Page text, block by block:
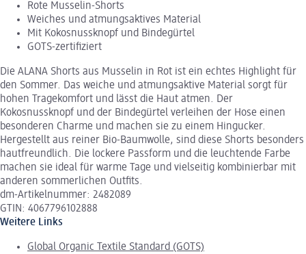
Rote Musselin-Shorts
Weiches und atmungsaktives Material
Mit Kokosnussknopf und Bindegürtel
GOTS-zertifiziert
Die ALANA Shorts aus Musselin in Rot ist ein echtes Highlight für
den Sommer. Das weiche und atmungsaktive Material sorgt für
hohen Tragekomfort und lässt die Haut atmen. Der
Kokosnussknopf und der Bindegürtel verleihen der Hose einen
besonderen Charme und machen sie zu einem Hingucker.
Hergestellt aus reiner Bio-Baumwolle, sind diese Shorts besonders
hautfreundlich. Die lockere Passform und die leuchtende Farbe
machen sie ideal für warme Tage und vielseitig kombinierbar mit
anderen sommerlichen Outfits.
dm-Artikelnummer: 2482089
GTIN: 4067796102888
Weitere Links
Global Organic Textile Standard (GOTS)